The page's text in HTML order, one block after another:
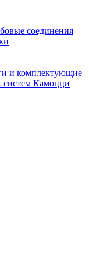
соединения
и комплектующие
систем Камоцци